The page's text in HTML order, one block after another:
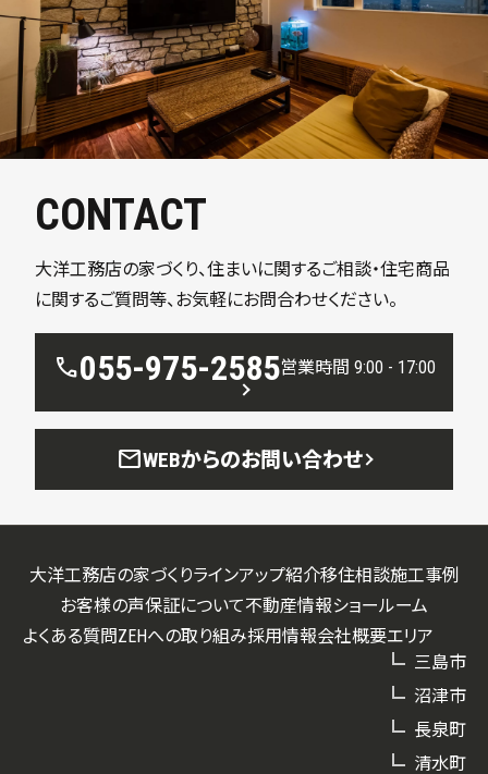
CONTACT
大洋工務店の家づくり、住まいに関するご相談・住宅商品
に関するご質問等、お気軽にお問合わせください。
call055-975-2585営業時間 9:00 - 17:00
mailWEBからのお問い合わせ
大洋工務店の家づくりラインアップ紹介移住相談施工事例
お客様の声保証について不動産情報ショールーム
よくある質問ZEHへの取り組み採用情報会社概要エリア
三島市
沼津市
長泉町
清水町